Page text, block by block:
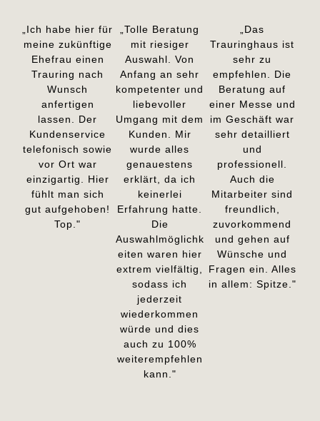
„Ich habe hier für
meine zukünftige
Ehefrau einen
Trauring nach
Wunsch
anfertigen
lassen. Der
Kundenservice
telefonisch sowie
vor Ort war
einzigartig. Hier
fühlt man sich
gut aufgehoben!
Top."
„Tolle Beratung
mit riesiger
Auswahl. Von
Anfang an sehr
kompetenter und
liebevoller
Umgang mit dem
Kunden. Mir
wurde alles
genauestens
erklärt, da ich
keinerlei
Erfahrung hatte.
Die
Auswahlmöglichk
eiten waren hier
extrem vielfältig,
sodass ich
jederzeit
wiederkommen
würde und dies
auch zu 100%
weiterempfehlen
kann."
„Das
Trauringhaus ist
sehr zu
empfehlen. Die
Beratung auf
einer Messe und
im Geschäft war
sehr detailliert
und
professionell.
Auch die
Mitarbeiter sind
freundlich,
zuvorkommend
und gehen auf
Wünsche und
Fragen ein. Alles
in allem: Spitze."